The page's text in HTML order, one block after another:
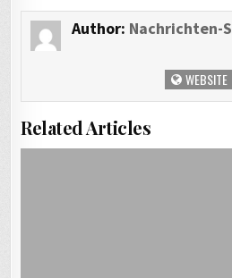
Author: Nachrichten-
WEBSITE
Related Articles